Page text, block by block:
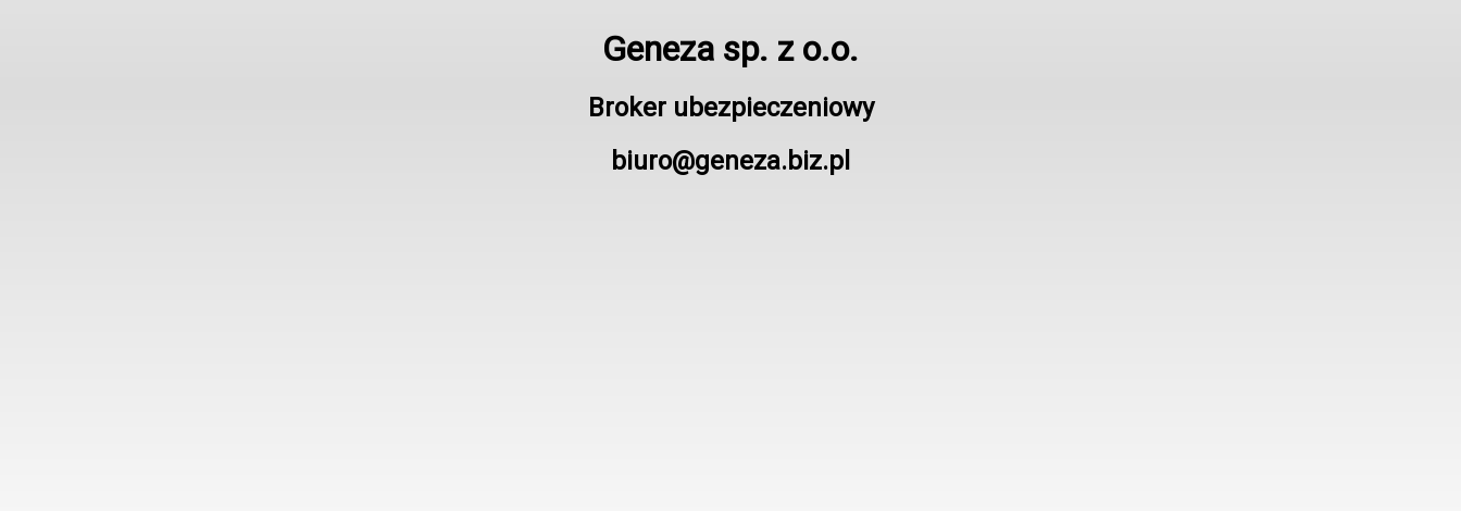
Geneza sp. z o.o.
Broker ubezpieczeniowy
biuro@geneza.biz.pl